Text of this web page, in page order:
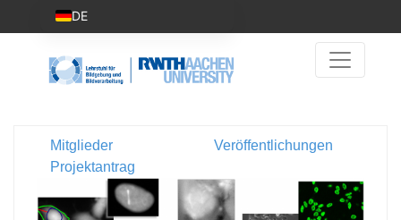
Mitglieder
Veröffentlichungen
Projektantrag
DE